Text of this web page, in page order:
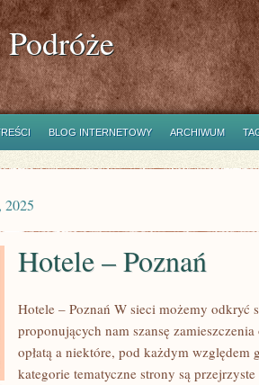
BLOG INTERNETOWY ARCHIWUM
2025
Hotele – Poznań
Hotele – Poznań W sieci możemy odkryć
proponujących nam szansę
opłatą a niektóre, pod każdym względem
kategorie tematyczne strony są